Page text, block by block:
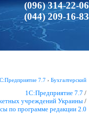
(096) 314-22-06
(044) 209-16-83
7.7›Бухгалтерский
1С:Предприятие 7.7 /
учреждений Украины /
по программе редакции 2.0